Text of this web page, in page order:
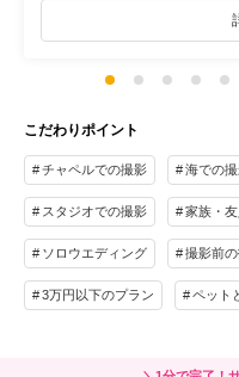
こだわりポイント
チャペルでの撮影 海での
スタジオでの撮影 家族・
ソロウエディング 撮影前
3万円以下のプラン ペット